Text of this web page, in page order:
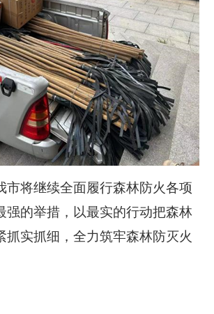
将继续全面履行森林防火各项
强的举措，以最实的行动把森林
抓实抓细，全力筑牢森林防灭火